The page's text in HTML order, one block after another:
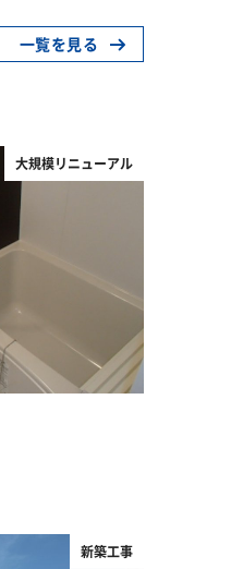
一覧を見る
大規模リニューアル
新築工事